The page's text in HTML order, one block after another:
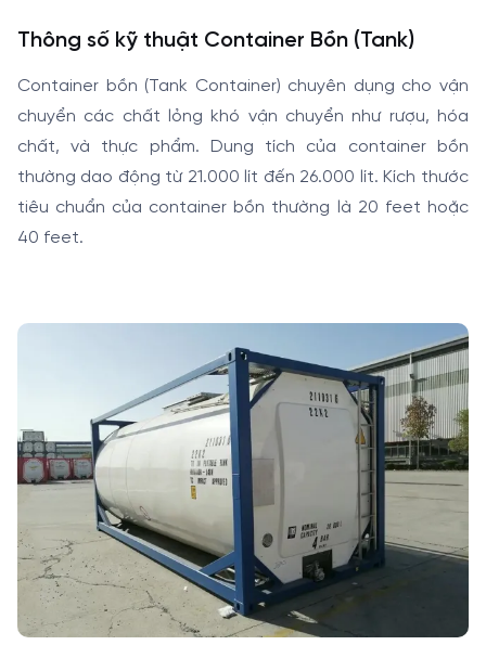
Thông số kỹ thuật Container Bồn (Tank)
Container bồn (Tank Container) chuyên dụng cho vận
chuyển các chất lỏng khó vận chuyển như rượu, hóa
chất, và thực phẩm. Dung tích của container bồn
thường dao động từ 21.000 lít đến 26.000 lít. Kích thước
tiêu chuẩn của container bồn thường là 20 feet hoặc
40 feet.